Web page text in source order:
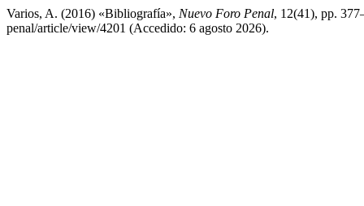
Varios, A. (2016) «Bibliografía», Nuevo Foro Penal, 12(41), pp.
penal/article/view/4201 (Accedido: 6 agosto 2026).